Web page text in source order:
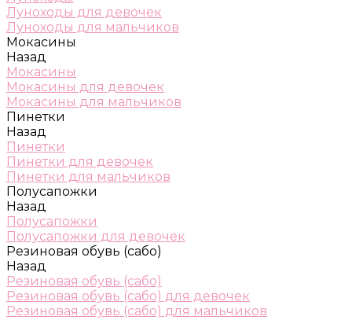
Луноходы для девочек
Луноходы для мальчиков
Мокасины
Назад
Мокасины
Мокасины для девочек
Мокасины для мальчиков
Пинетки
Назад
Пинетки
Пинетки для девочек
Пинетки для мальчиков
Полусапожки
Назад
Полусапожки
Полусапожки для девочек
Резиновая обувь (сабо)
Назад
Резиновая обувь (сабо)
Резиновая обувь (сабо) для девочек
Резиновая обувь (сабо) для мальчиков